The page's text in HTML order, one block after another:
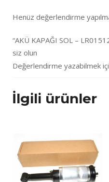
Henüz değerlendirme
“AKÜ KAPAĞI SOL –
siz olun
Değerlendirme yazabilmek
İlgili ürünler